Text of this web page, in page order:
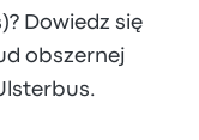
Dowiedz się
obszernej